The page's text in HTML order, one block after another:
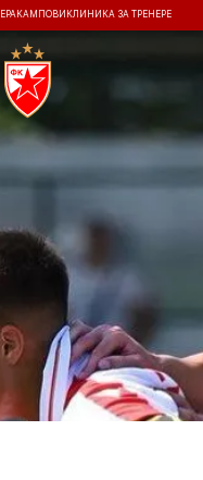
КАМПОВИ КЛИНИКА ЗА ТРЕНЕРЕ